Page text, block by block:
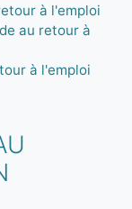
à l'emploi
au retour à
à l'emploi